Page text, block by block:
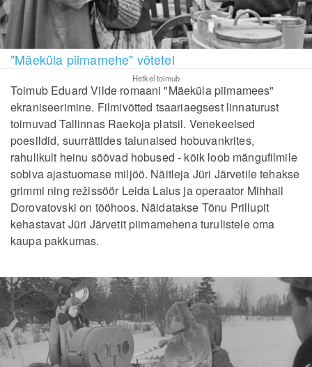
"Mäeküla piimamehe" võtetel
Hetkel toimub
Toimub Eduard Vilde romaani "Mäeküla piimamees"
ekraniseerimine. Filmivõtted tsaariaegsest linnaturust
toimuvad Tallinnas Raekoja platsil. Venekeelsed
poesildid, suurrättides talunaised hobuvankrites,
rahulikult heinu söövad hobused - kõik loob mängufilmile
sobiva ajastuomase miljöö. Näitleja Jüri Järvetile tehakse
grimmi ning režissöör Leida Laius ja operaator Mihhail
Dorovatovski on tööhoos. Näidatakse Tõnu Prillupit
kehastavat Jüri Järvetit piimamehena turulistele oma
kaupa pakkumas.